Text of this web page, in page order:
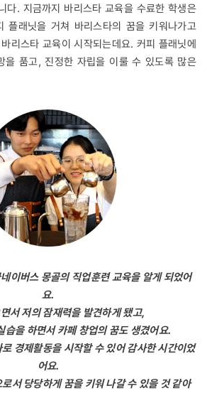
다. 지금까지 바리스타 교육을 수료한 학생은
플래닛을 거쳐 바리스타의 꿈을 키워나가고
리스타 교육이 시작되는데요. 커피 플래닛에
을 품고, 진정한 자립을 이룰 수 있도록 많은
이버스 몽골의 직업훈련 교육을 알게 되었어
요.
서 저의 잠재력을 발견하게 됐고,
습을 하면서 카페 창업의 꿈도 생겼어요.
경제활동을 시작할 수 있어 감사한 시간이었
어요.
서 당당하게 꿈을 키워 나갈 수 있을 것 같아